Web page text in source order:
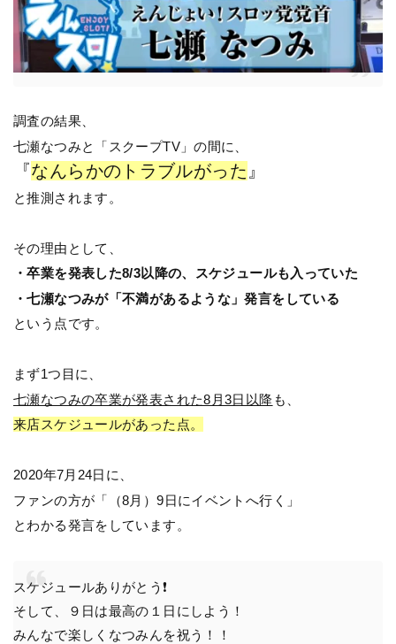
調査の結果、
七瀬なつみと「スクープTV」の間に、
『なんらかのトラブルがった 』
と推測されます。
その理由として、
・卒業を発表した8/3以降の、スケジュールも入っていた
・七瀬なつみが「不満があるような」発言をしている
という点です。
まず1つ目に、
七瀬なつみの卒業が発表された8月3日以降 も、
来店スケジュールがあった点。
2020年7月24日に、
ファンの方が「（8月）9日にイベントへ行く」
とわかる発言をしています。
スケジュールありがとう❗️
そして、９日は最高の１日にしよう！
みんなで楽しくなつみんを祝う！！